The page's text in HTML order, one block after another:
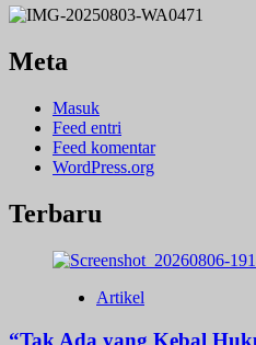
Meta
Masuk
Feed entri
Feed komentar
WordPress.org
Terbaru
Artikel
“Tak Ada yang Kebal